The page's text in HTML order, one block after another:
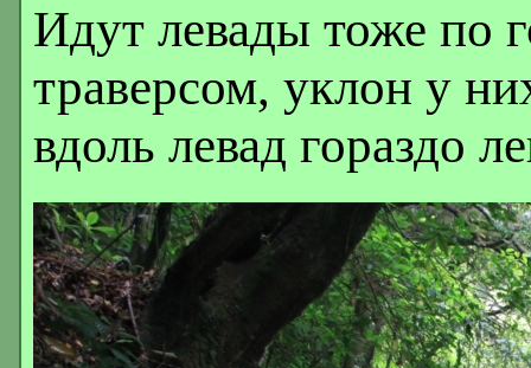
Идут левады тоже по
траверсом, уклон у
вдоль левад гораздо